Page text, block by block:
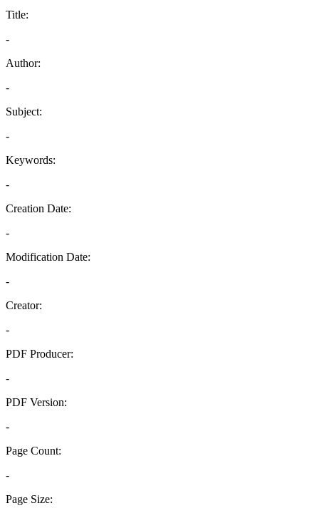
Title:
-
Author:
-
Subject:
-
Keywords:
-
Creation Date:
-
Modification Date:
-
Creator:
-
PDF Producer:
-
PDF Version:
-
Page Count:
-
Page Size: